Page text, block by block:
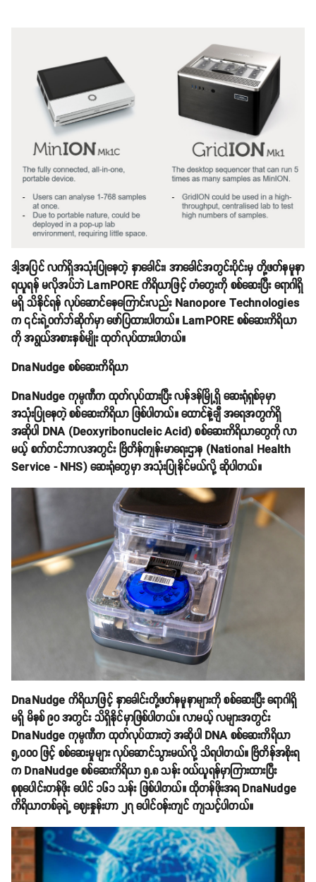
ဒါ့အပြင် လက်ရှိအသုံးပြုနေတဲ့ နှာခေါင်း၊ အာခေါင်အတွင်းပိုင်းမှ တို့ဖတ်နမူနာ
ရယူရန် မလိုအပ်ဘဲ LamPORE ကိရိယာဖြင့် တံတွေးကို စစ်ဆေးပြီး ရောဂါရှိ
မရှိ သိနိုင်ရန် လုပ်ဆောင်နေကြောင်းလည်း Nanopore Technologies
က ၎င်းရဲ့ဝက်ဘ်ဆိုက်မှာ ဖော်ပြထားပါတယ်။ LamPORE စစ်ဆေးကိရိယာ
ကို အရွယ်အစားနှစ်မျိုး ထုတ်လုပ်ထားပါတယ်။
DnaNudge စစ်ဆေးကိရိယာ
DnaNudge ကုမ္ပဏီက ထုတ်လုပ်ထားပြီး လန်ဒန်မြို့ရှိ ဆေးရုံရှစ်ခုမှာ
အသုံးပြုနေတဲ့ စစ်ဆေးကိရိယာ ဖြစ်ပါတယ်။ ထောင်နဲ့ချီ အရေအတွက်ရှိ
အဆိုပါ DNA (Deoxyribonucleic Acid) စစ်ဆေးကိရိယာတွေကို လာ
မယ့် စက်တင်ဘာလအတွင်း ဗြိတိန်ကျန်းမာရေးဌာန (National Health
Service - NHS) ဆေးရုံတွေမှာ အသုံးပြုနိုင်မယ်လို့ ဆိုပါတယ်။
DnaNudge ကိရိယာဖြင့် နှာခေါင်းတို့ဖတ်နမူနာများကို စစ်ဆေးပြီး ရောဂါရှိ
မရှိ မိနစ် ၉၀ အတွင်း သိရှိနိုင်မှာဖြစ်ပါတယ်။ လာမယ့် လများအတွင်း
DnaNudge ကုမ္ပဏီက ထုတ်လုပ်ထားတဲ့ အဆိုပါ DNA စစ်ဆေးကိရိယာ
၅,၀၀၀ ဖြင့် စစ်ဆေးမှုများ လုပ်ဆောင်သွားမယ်လို့ သိရပါတယ်။ ဗြိတိန်အစိုးရ
က DnaNudge စစ်ဆေးကိရိယာ ၅.၈ သန်း ဝယ်ယူရန်မှာကြားထားပြီး
စုစုပေါင်းတန်ဖိုး ပေါင် ၁၆၁ သန်း ဖြစ်ပါတယ်။ ထိုတန်ဖိုးအရ DnaNudge
ကိရိယာတစ်ခုရဲ့ ဈေးနှုန်းဟာ ၂၇ ပေါင်ဝန်းကျင် ကျသင့်ပါတယ်။